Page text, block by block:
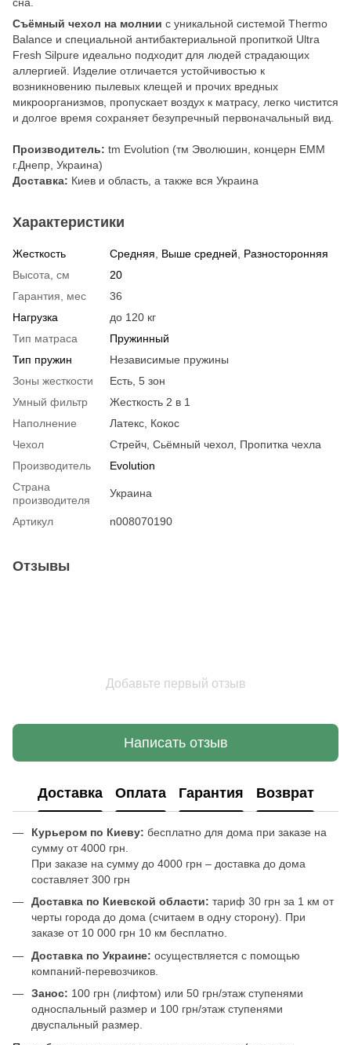
Съёмный чехол на молнии с уникальной системой Thermo
Balance и специальной антибактериальной пропиткой Ultra
Fresh Silpure идеально подходит для людей страдающих
аллергией. Изделие отличается устойчивостью к
возникновению пылевых клещей и прочих вредных
микроорганизмов, пропускает воздух к матрасу, легко чистится
и долгое время сохраняет безупречный первоначальный вид.
Производитель: tm Evolution (тм Эволюшин, концерн ЕММ
г.Днепр, Украина)
Доставка: Киев и область, а также вся Украина
Характеристики
Жесткость Средняя Выше средней
Разносторонняя
Высота, см
20
Гарантия, мес
36
Нагрузка
до 120 кг
Тип матраса
Пружинный
Тип пружин
Независимые пружины
Зоны жесткости
Есть, 5 зон
Умный фильтр
Жесткость 2 в 1
Наполнение
Латекс, Кокос
Чехол
Стрейч, Сьёмный чехол, Пропитка чехла
Производитель
Evolution
Страна
производителя
Украина
Артикул n008070190
Отзывы
Добавьте первый отзыв
Написать отзыв
Доставка Оплата Гарантия Возврат
Курьером по Киеву: бесплатно для дома при заказе на
сумму от 4000 грн.
При заказе на сумму до 4000 грн – доставка до дома
составляет 300 грн
Доставка по Киевской области: тариф 30 грн за 1 км от
черты города до дома (считаем в одну сторону). При
заказе от 10 000 грн 10 км бесплатно.
Доставка по Украине: осуществляется с помощью
компаний-перевозчиков.
Занос: 100 грн (лифтом) или 50 грн/этаж ступенями
односпальный размер и 100 грн/этаж ступенями
двуспальный размер.